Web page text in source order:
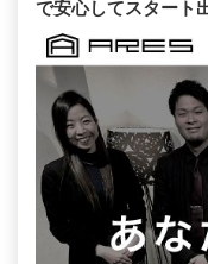
で安心してスタート